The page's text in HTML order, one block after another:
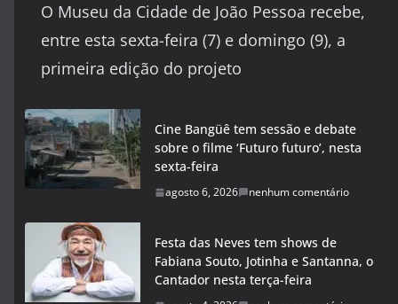
O Museu da Cidade de João Pessoa recebe,
entre esta sexta-feira (7) e domingo (9), a
primeira edição do projeto
Cine Bangüê tem sessão e debate
sobre o filme ‘Futuro futuro’, nesta
sexta-feira
agosto 6, 2026 nenhum comentário
Festa das Neves tem shows de
Fabiana Souto, Jotinha e Santanna, o
Cantador nesta terça-feira